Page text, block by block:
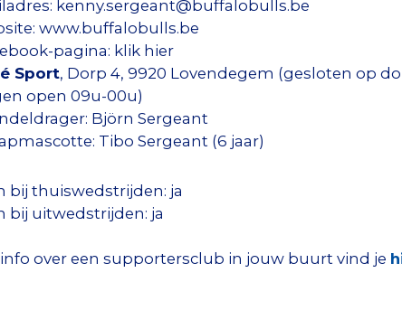
kenny.sergeant@buffalobulls.be
www.buffalobulls.be
pagina: klik hier
Sport, Dorp 4, 9920 Lovendegem (gesloten op
open 09u-00u)
Björn Sergeant
Tibo Sergeant (6 jaar)
bij thuiswedstrijden: ja
bij uitwedstrijden: ja
over een supportersclub in jouw buurt vind je